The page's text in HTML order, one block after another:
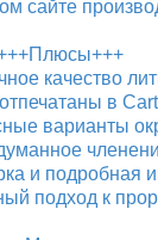
сайте
качество
в
варианты
и подробная
подход к